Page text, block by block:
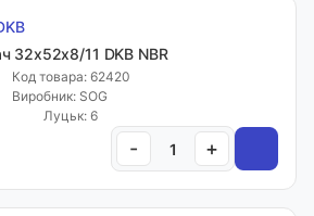
32х52х8/11 DKB NBR
Код товара: 62420
Виробник: SOG
Луцьк: 6
- +